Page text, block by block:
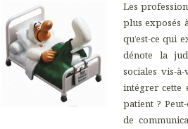
Les
plus exposés
qu’est-ce qui
dénote la
sociales vis-
intégrer cette
patient ?
de